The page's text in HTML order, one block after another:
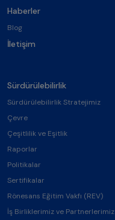
Haberler
Blog
İletişim
Sürdürülebilirlik
Sürdürülebilirlik Stratejimiz
Çevre
Çeşitlilik ve Eşitlik
Raporlar
Politikalar
Sertifikalar
Rönesans Eğitim Vakfı (REV)
İş Birliklerimiz ve Partnerlerimiz